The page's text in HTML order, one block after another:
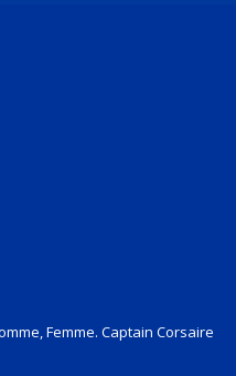
Femme. Captain Corsaire